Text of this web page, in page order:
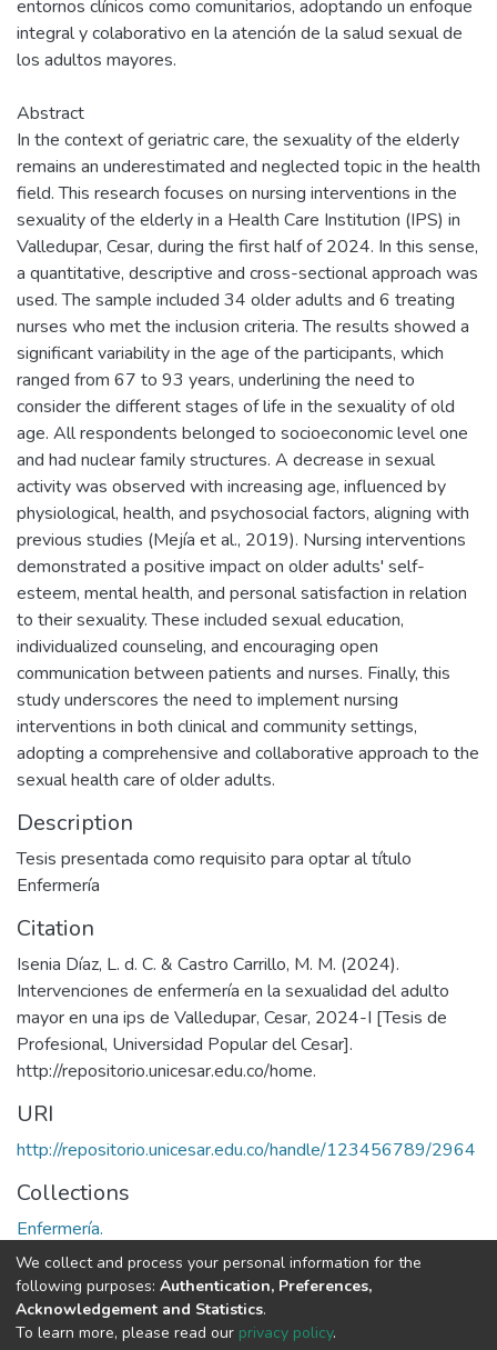
entornos clínicos como comunitarios, adoptando un enfoque
integral y colaborativo en la atención de la salud sexual de
los adultos mayores.
Abstract
In the context of geriatric care, the sexuality of the elderly
remains an underestimated and neglected topic in the health
field. This research focuses on nursing interventions in the
sexuality of the elderly in a Health Care Institution (IPS) in
Valledupar, Cesar, during the first half of 2024. In this sense,
a quantitative, descriptive and cross-sectional approach was
used. The sample included 34 older adults and 6 treating
nurses who met the inclusion criteria. The results showed a
significant variability in the age of the participants, which
ranged from 67 to 93 years, underlining the need to
consider the different stages of life in the sexuality of old
age. All respondents belonged to socioeconomic level one
and had nuclear family structures. A decrease in sexual
activity was observed with increasing age, influenced by
physiological, health, and psychosocial factors, aligning with
previous studies (Mejía et al., 2019). Nursing interventions
demonstrated a positive impact on older adults' self-
esteem, mental health, and personal satisfaction in relation
to their sexuality. These included sexual education,
individualized counseling, and encouraging open
communication between patients and nurses. Finally, this
study underscores the need to implement nursing
interventions in both clinical and community settings,
adopting a comprehensive and collaborative approach to the
sexual health care of older adults.
Description
Tesis presentada como requisito para optar al título
Enfermería
Citation
Isenia Díaz, L. d. C. & Castro Carrillo, M. M. (2024).
Intervenciones de enfermería en la sexualidad del adulto
mayor en una ips de Valledupar, Cesar, 2024-I [Tesis de
Profesional, Universidad Popular del Cesar].
http://repositorio.unicesar.edu.co/home.
URI
http://repositorio.unicesar.edu.co/handle/123456789/2964
Collections
Enfermería.
Full item page
We collect and process your personal information for the
following purposes: Authentication, Preferences,
Acknowledgement and Statistics.
To learn more, please read our privacy policy.